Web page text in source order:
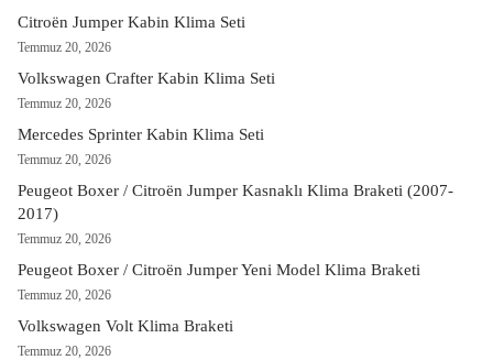
Citroën Jumper Kabin Klima Seti
Temmuz 20, 2026
Volkswagen Crafter Kabin Klima Seti
Temmuz 20, 2026
Mercedes Sprinter Kabin Klima Seti
Temmuz 20, 2026
Peugeot Boxer / Citroën Jumper Kasnaklı Klima Braketi (2007-
2017)
Temmuz 20, 2026
Peugeot Boxer / Citroën Jumper Yeni Model Klima Braketi
Temmuz 20, 2026
Volkswagen Volt Klima Braketi
Temmuz 20, 2026